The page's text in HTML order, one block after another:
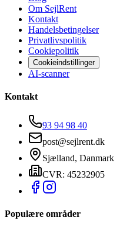
Om SejlRent
Kontakt
Handelsbetingelser
Privatlivspolitik
Cookiepolitik
Cookieindstillinger
AI-scanner
Kontakt
93 94 98 40
post@sejlrent.dk
Sjælland, Danmark
CVR: 45232905
Populære områder